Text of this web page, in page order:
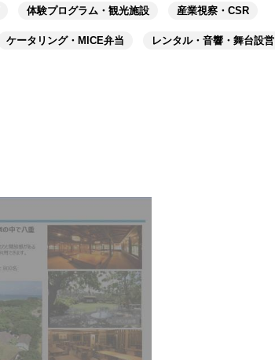
体験プログラム・観光施設 産業視察・CSR
ケータリング・MICE弁当 レンタル・音響・舞台設営